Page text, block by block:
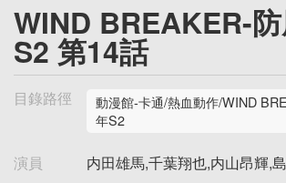
WIND BREAKER-
S2 第14話
目錄路徑
動漫館-卡通/熱血動作/WIND
年S2
演員
内田雄馬,千葉翔也,内山昂輝,